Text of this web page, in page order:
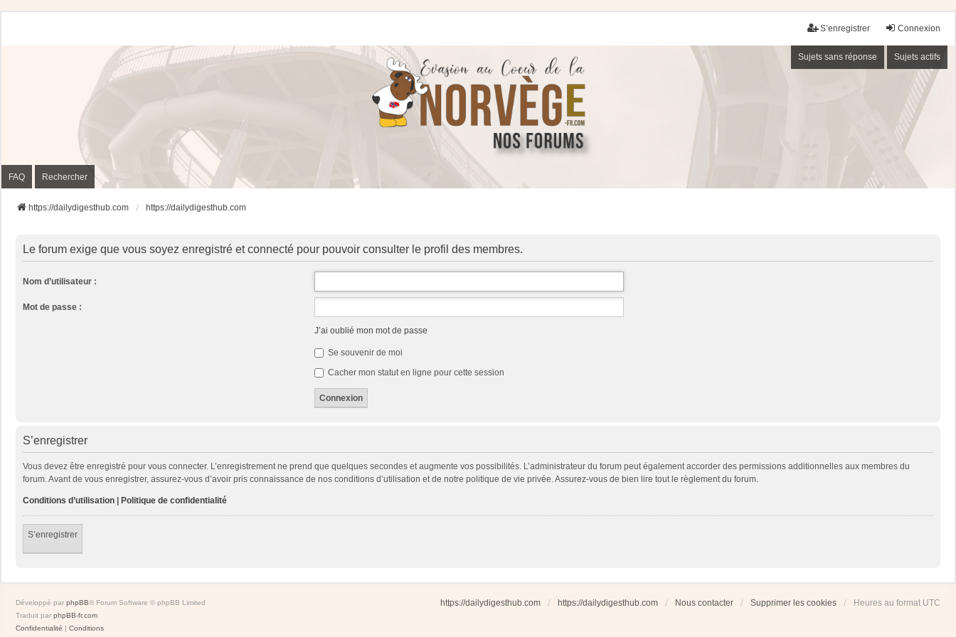
Connexion
S’enregistrer
Sujets sans réponse Sujets actifs
FAQ Rechercher
https://dailydigesthub.com https://dailydigesthub.com
Le forum exige que vous soyez enregistré et connecté pour pouvoir consulter le profil des membres.
Nom d’utilisateur :
Mot de passe :
J’ai oublié mon mot de passe
Se souvenir de moi
Cacher mon statut en ligne pour cette session
S’enregistrer
Vous devez être enregistré pour vous connecter. L’enregistrement ne prend que quelques secondes et augmente vos possibilités. L’administrateur du forum peut également accorder des permissions additionnelles aux membres du
forum. Avant de vous enregistrer, assurez-vous d’avoir pris connaissance de nos conditions d’utilisation et de notre politique de vie privée. Assurez-vous de bien lire tout le règlement du forum.
Conditions d’utilisation Politique de confidentialité
S’enregistrer
https://dailydigesthub.com https://dailydigesthub.com Nous contacter Supprimer les cookies Heures au format UTC
Développé par phpBB® Forum Software © phpBB Limited
Traduit par phpBB-fr.com
Confidentialité | Conditions